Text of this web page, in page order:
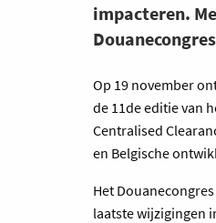
impacteren.
Op 19 november
de 11de editie van
Centralised
en Belgische
Het
laatste wijzigingen